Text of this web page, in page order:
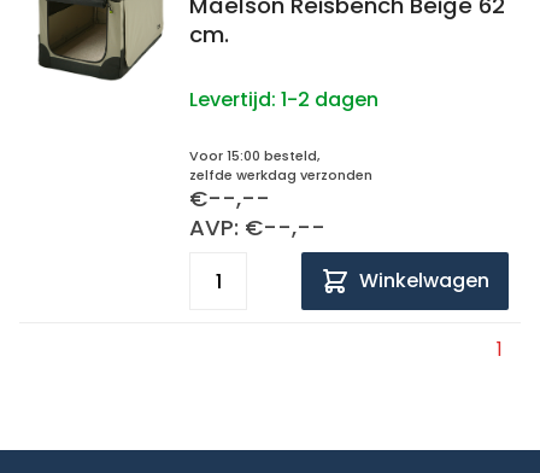
cm.
Levertijd: 1-2 dagen
Voor 15:00 besteld,
zelfde werkdag verzonden
€--,--
AVP: €--,--
Winkelwagen
1